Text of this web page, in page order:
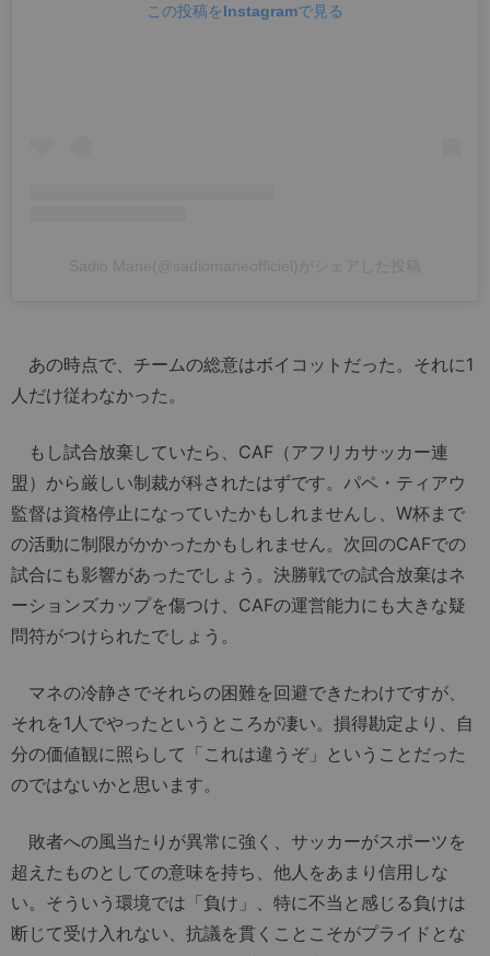
この投稿をInstagramで見る
あの時点で、チームの総意はボイコットだった。それに1
人だけ従わなかった。
もし試合放棄していたら、CAF（アフリカサッカー連
盟）から厳しい制裁が科されたはずです。パペ・ティアウ
監督は資格停止になっていたかもしれませんし、W杯まで
の活動に制限がかかったかもしれません。次回のCAFでの
試合にも影響があったでしょう。決勝戦での試合放棄はネ
ーションズカップを傷つけ、CAFの運営能力にも大きな疑
問符がつけられたでしょう。
マネの冷静さでそれらの困難を回避できたわけですが、
それを1人でやったというところが凄い。損得勘定より、自
分の価値観に照らして「これは違うぞ」ということだった
のではないかと思います。
敗者への風当たりが異常に強く、サッカーがスポーツを
超えたものとしての意味を持ち、他人をあまり信用しな
い。そういう環境では「負け」、特に不当と感じる負けは
断じて受け入れない、抗議を貫くことこそがプライドとな